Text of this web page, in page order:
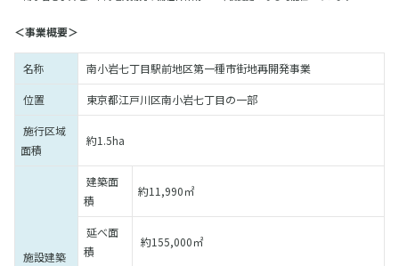
＜事業概要＞
名称 南小岩七丁目駅前地区第一種市街地再開発事業
位置 東京都江戸川区南小岩七丁目の一部
施行区域
面積
約1.5ha
施設建築
建築面
積
約11,990㎡
延べ面
積
約155,000㎡